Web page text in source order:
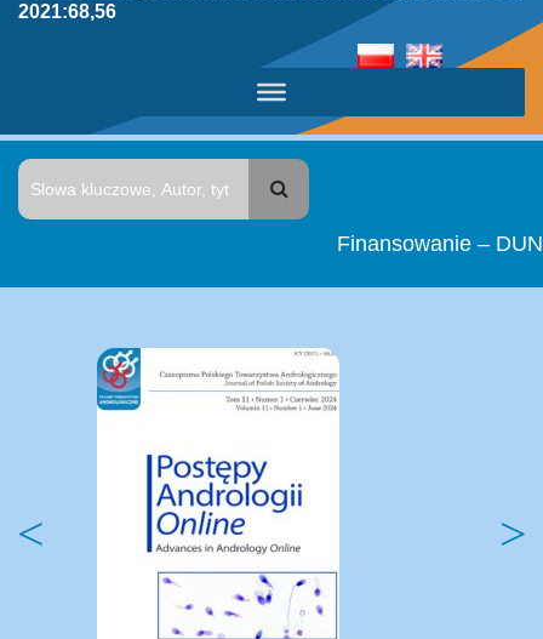
2021:68,56
Finansowanie – DUN